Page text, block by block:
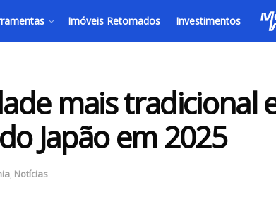
Imóveis Retomados Investimentos
mais tradicional
Japão em 2025
, Notícias